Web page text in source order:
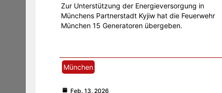
Zur Unterstützung der Energieversorgung in
Münchens Partnerstadt Kyjiw hat die Feuerwehr
München 15 Generatoren übergeben.
München
Feb. 13, 2026